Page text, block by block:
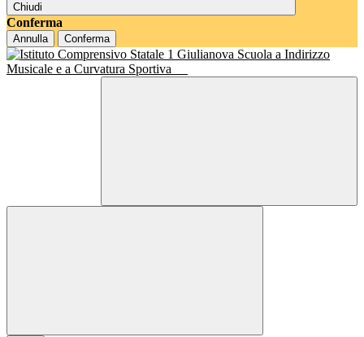
Chiudi
Conferma
Annulla Conferma
Scuola a Indirizzo
Musicale e a Curvatura Sportiva